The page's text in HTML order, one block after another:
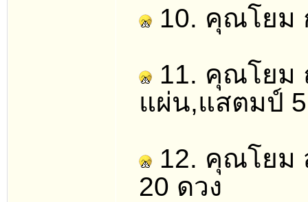
10. คุณโยม
11. คุณโยม
แผ่น,แสตมป์
12. คุณโยม
20 ดวง